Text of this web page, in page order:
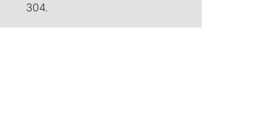
304.